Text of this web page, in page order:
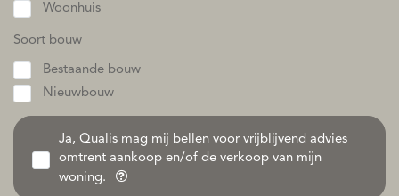
Woonhuis
Soort bouw
Bestaande bouw
Nieuwbouw
Ja, Qualis mag mij bellen voor vrijblijvend advies
omtrent aankoop en/of de verkoop van mijn
woning.